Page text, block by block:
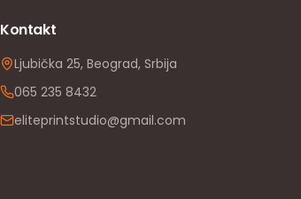
Kontakt
Ljubička 25, Beograd, Srbija
065 235 8432
eliteprintstudio@gmail.com